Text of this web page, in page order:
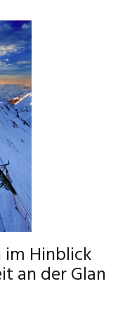
im Hinblick
an der Glan